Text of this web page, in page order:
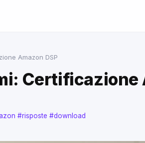
Amazon DSP
Certificazione
#risposte #download